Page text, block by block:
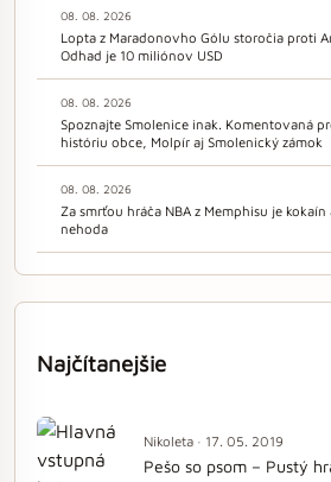
08. 08. 2026
Lopta z Maradonovho Gólu storočia proti
Odhad je 10 miliónov USD
08. 08. 2026
Spoznajte Smolenice inak. Komentovaná
históriu obce, Molpír aj Smolenický zámok
08. 08. 2026
Za smrťou hráča NBA z Memphisu je
nehoda
Najčítanejšie
Nikoleta · 17. 05. 2019
Pešo so psom – Pustý